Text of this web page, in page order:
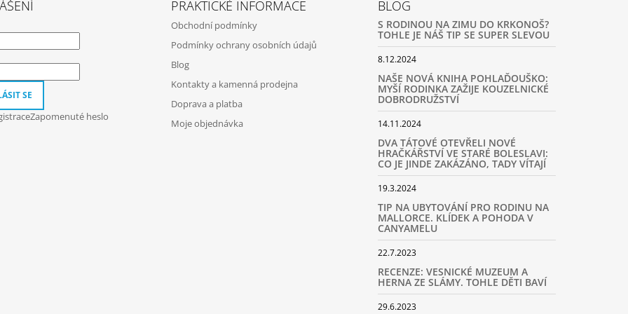
SE
Zapomenuté heslo
PRAKTICKÉ INFORMACE
Obchodní podmínky
Podmínky ochrany osobních údajů
Blog
Kontakty a kamenná prodejna
Doprava a platba
Moje objednávka
BLOG
S RODINOU NA ZIMU DO KRKONOŠ?
TOHLE JE NÁŠ TIP SE SUPER SLEVOU
8.12.2024
NAŠE NOVÁ KNIHA POHLAĎOUŠKO:
MYŠÍ RODINKA ZAŽIJE KOUZELNICKÉ
DOBRODRUŽSTVÍ
14.11.2024
DVA TÁTOVÉ OTEVŘELI NOVÉ
HRAČKÁŘSTVÍ VE STARÉ BOLESLAVI:
CO JE JINDE ZAKÁZÁNO, TADY VÍTAJÍ
19.3.2024
TIP NA UBYTOVÁNÍ PRO RODINU NA
MALLORCE. KLÍDEK A POHODA V
CANYAMELU
22.7.2023
RECENZE: VESNICKÉ MUZEUM A
HERNA ZE SLÁMY. TOHLE DĚTI BAVÍ
29.6.2023